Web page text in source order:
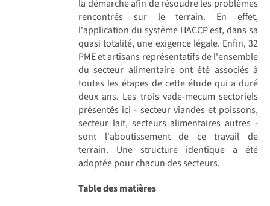
la démarche afin de résoudre les problèmes
rencontrés sur le terrain. En effet,
l'application du système HACCP est, dans sa
quasi totalité, une exigence légale. Enfin, 32
PME et artisans représentatifs de l'ensemble
du secteur alimentaire ont été associés à
toutes les étapes de cette étude qui a duré
deux ans. Les trois vade-mecum sectoriels
présentés ici - secteur viandes et poissons,
secteur lait, secteurs alimentaires autres -
sont l'aboutissement de ce travail de
terrain. Une structure identique a été
adoptée pour chacun des secteurs.
Table des matières